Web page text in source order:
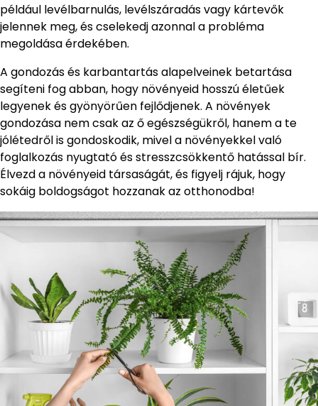
például levélbarnulás, levélszáradás vagy kártevők
jelennek meg, és cselekedj azonnal a probléma
megoldása érdekében.
A gondozás és karbantartás alapelveinek betartása
segíteni fog abban, hogy növényeid hosszú életűek
legyenek és gyönyörűen fejlődjenek. A növények
gondozása nem csak az ő egészségükről, hanem a te
jólétedről is gondoskodik, mivel a növényekkel való
foglalkozás nyugtató és stresszcsökkentő hatással bír.
Élvezd a növényeid társaságát, és figyelj rájuk, hogy
sokáig boldogságot hozzanak az otthonodba!